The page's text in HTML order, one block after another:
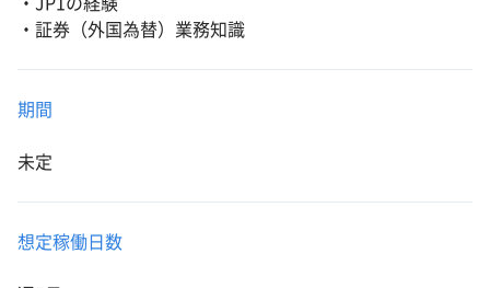
・証券（外国為替）業務知識
期間
未定
想定稼働日数